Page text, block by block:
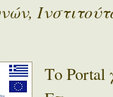
Το Portal